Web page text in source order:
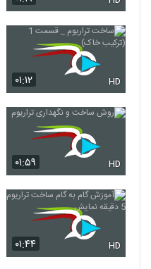
۰۱:۱۲ HD
۰۱:۵۹ HD
۰۱:۴۴ HD